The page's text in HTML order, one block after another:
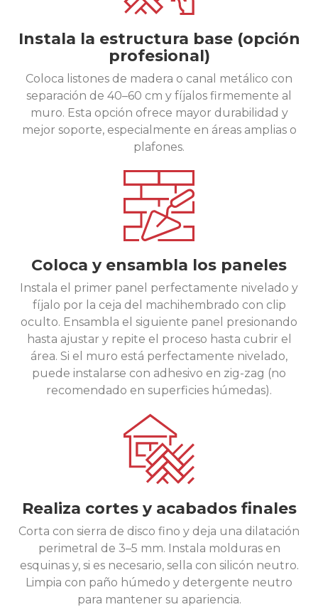
Instala la estructura base (opción
profesional)
Coloca listones de madera o canal metálico con
separación de 40–60 cm y fíjalos firmemente al
muro. Esta opción ofrece mayor durabilidad y
mejor soporte, especialmente en áreas amplias o
plafones.
Coloca y ensambla los paneles
Instala el primer panel perfectamente nivelado y
fíjalo por la ceja del machihembrado con clip
oculto. Ensambla el siguiente panel presionando
hasta ajustar y repite el proceso hasta cubrir el
área. Si el muro está perfectamente nivelado,
puede instalarse con adhesivo en zig-zag (no
recomendado en superficies húmedas).
Realiza cortes y acabados finales
Corta con sierra de disco fino y deja una dilatación
perimetral de 3–5 mm. Instala molduras en
esquinas y, si es necesario, sella con silicón neutro.
Limpia con paño húmedo y detergente neutro
para mantener su apariencia.